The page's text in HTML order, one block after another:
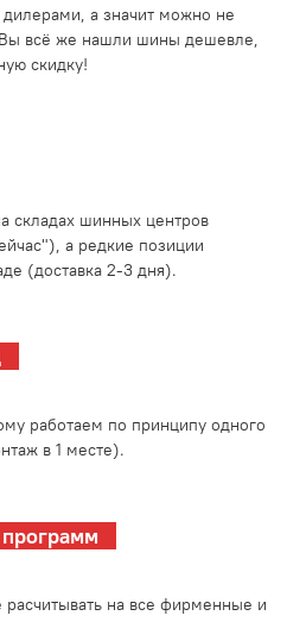
а значит можно не
Вы всё же нашли шины дешевле,
скидку!
складах шинных центров
а редкие позиции
(доставка 2-3 дня).
работаем по принципу одного
в 1 месте).
на все фирменные и